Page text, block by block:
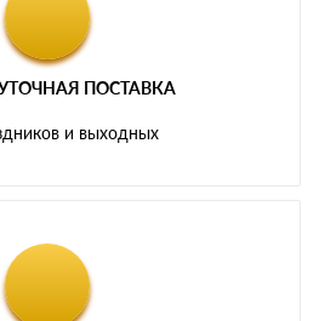
ПОСТАВКА
и выходных